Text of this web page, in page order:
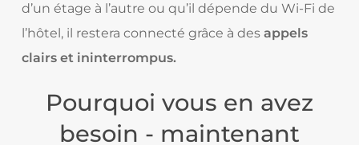
d’un étage à l’autre ou qu’il dépende du Wi-Fi de
l’hôtel, il restera connecté grâce à des appels
clairs et ininterrompus.
Pourquoi vous en avez
besoin - maintenant